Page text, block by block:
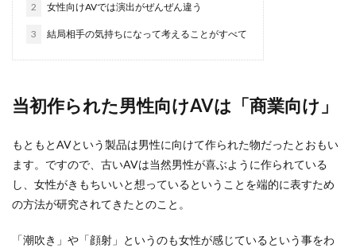
2 女性向けAVでは演出がぜんぜん違う
3 結局相手の気持ちになって考えることがすべて
当初作られた男性向けAVは「商業向け」
もともとAVという製品は男性に向けて作られた物だったとおもい
ます。ですので、古いAVは当然男性が喜ぶように作られている
し、女性がきもちいいと想っているということを端的に表すため
の方法が研究されてきたとのこと。
「潮吹き」や「顔射」というのも女性が感じているという事をわ